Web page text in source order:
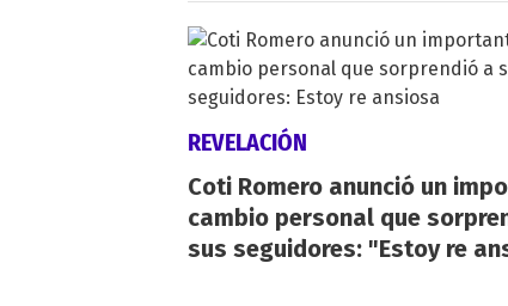
REVELACIÓN
Coti Romero anunció un
cambio personal que
sus seguidores: "Estoy re